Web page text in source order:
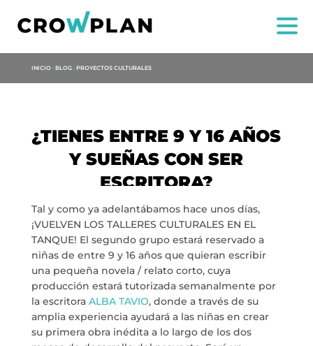
SERVICES
PROJECTS
MARIA ANCHIETA
BLOG
INICIO | BLOG | PROYECTOS CULTURALES
¿TIENES ENTRE 9 Y 16 AÑOS
Y SUEÑAS CON SER
ESCRITORA?
Tal y como ya adelantábamos hace unos días,
¡VUELVEN LOS TALLERES CULTURALES EN EL
TANQUE! El segundo grupo estará reservado a
niñas de entre 9 y 16 años que quieran escribir
una pequeña novela / relato corto, cuya
producción estará tutorizada semanalmente por
la escritoraALBA TAVIO, donde a través de su
amplia experiencia ayudará a las niñas en crear
su primera obra inédita a lo largo de los dos